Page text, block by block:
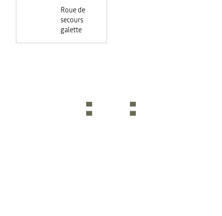
Roue de
secours
galette